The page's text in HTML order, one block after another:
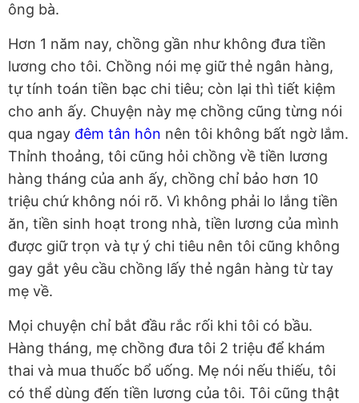
ông bà.
Hơn 1 năm nay, chồng gần như không đưa tiền
lương cho tôi. Chồng nói mẹ giữ thẻ ngân hàng,
tự tính toán tiền bạc chi tiêu; còn lại thì tiết kiệm
cho anh ấy. Chuyện này mẹ chồng cũng từng nói
qua ngay đêm tân hôn nên tôi không bất ngờ lắm.
Thỉnh thoảng, tôi cũng hỏi chồng về tiền lương
hàng tháng của anh ấy, chồng chỉ bảo hơn 10
triệu chứ không nói rõ. Vì không phải lo lắng tiền
ăn, tiền sinh hoạt trong nhà, tiền lương của mình
được giữ trọn và tự ý chi tiêu nên tôi cũng không
gay gắt yêu cầu chồng lấy thẻ ngân hàng từ tay
mẹ về.
Mọi chuyện chỉ bắt đầu rắc rối khi tôi có bầu.
Hàng tháng, mẹ chồng đưa tôi 2 triệu để khám
thai và mua thuốc bổ uống. Mẹ nói nếu thiếu, tôi
có thể dùng đến tiền lương của tôi. Tôi cũng thật